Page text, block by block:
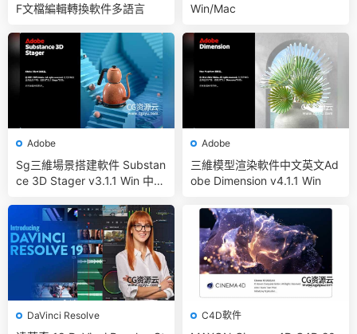
F文檔編輯轉換軟件多語言
Win/Mac
Adobe
Sg三維場景搭建軟件 Substan
ce 3D Stager v3.1.1 Win 中
Adobe
三維模型渲染軟件中文英文Ad
obe Dimension v4.1.1 Win
DaVinci Resolve C4D軟件